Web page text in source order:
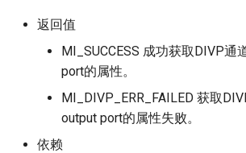
返回值
MI_SUCCESS 成功获取DIVP通
port的属性。
MI_DIVP_ERR_FAILED 获取
output port的属性失败。
依赖